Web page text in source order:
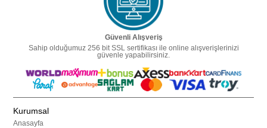
Güvenli Alışveriş
Sahip olduğumuz 256 bit SSL sertifikası ile online alışverişlerinizi
güvenle yapabilirsiniz.
Kurumsal
Anasayfa